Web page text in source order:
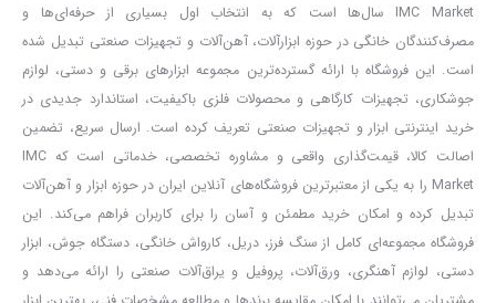
IMC Market سال‌ها است که به انتخاب اول بسیاری از حرفه‌ای‌ها و
مصرف‌کنندگان خانگی در حوزه ابزارآلات، آهن‌آلات و تجهیزات صنعتی تبدیل شده
است. این فروشگاه با ارائه گسترده‌ترین مجموعه ابزارهای برقی و دستی، لوازم
جوشکاری، تجهیزات کارگاهی و محصولات فلزی باکیفیت، استاندارد جدیدی در
خرید اینترنتی ابزار و تجهیزات صنعتی تعریف کرده است. ارسال سریع، تضمین
اصالت کالا، قیمت‌گذاری واقعی و مشاوره تخصصی، خدماتی است که IMC
Market را به یکی از معتبرترین فروشگاه‌های آنلاین ایران در حوزه ابزار و آهن‌آلات
تبدیل کرده و امکان خرید مطمئن و آسان را برای کاربران فراهم می‌کند. این
فروشگاه مجموعه‌ای کامل از سنگ فرز، دریل، کارواش خانگی، دستگاه جوش، ابزار
دستی، لوازم آهنگری، ورق‌آلات، پروفیل و یراق‌آلات صنعتی را ارائه می‌دهد و